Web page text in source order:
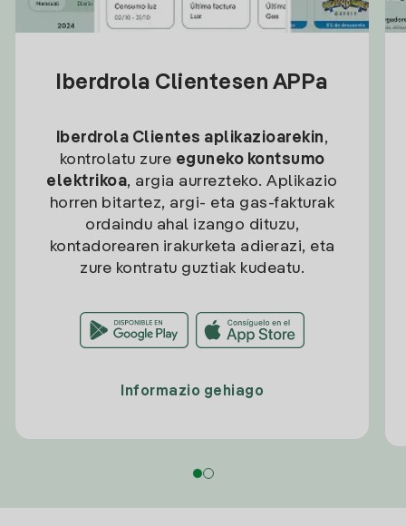
Iberdrola Clientesen APPa
Iberdrola Clientes aplikazioarekin,
kontrolatu zure eguneko kontsumo
elektrikoa, argia aurrezteko. Aplikazio
horren bitartez, argi- eta gas-fakturak
ordaindu ahal izango dituzu,
kontadorearen irakurketa adierazi, eta
zure kontratu guztiak kudeatu.
Informazio gehiago